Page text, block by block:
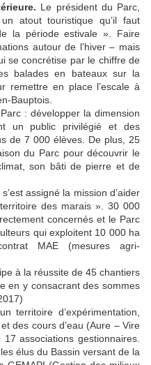
Le président du Parc,
atout touristique qu’il faut
la période estivale ». Faire
autour de l’hiver – mais
se concrétise par le chiffre de
balades en bateaux sur la
remettre en place l’escale à
Bauptois.
: développer la dimension
un public privilégié et des
de 7 000 élèves. De plus, 25
du Parc pour découvrir le
son bâti de pierre et de
assigné la mission d’aider
des marais ». 30 000
concernés et le Parc
qui exploitent 10 000 ha
MAE (mesures agri-
la réussite de 45 chantiers
en y consacrant des sommes
d’expérimentation,
des cours d’eau (Aure – Vire
associations gestionnaires.
élus du Bassin versant de la